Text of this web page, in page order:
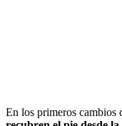
En los primeros cambios